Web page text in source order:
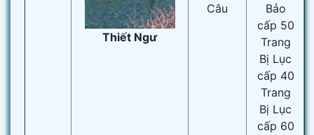
Thiết Ngư
Câu
Bảo
cấp 50
Trang
Bị Lục
cấp 40
Trang
Bị Lục
cấp 60